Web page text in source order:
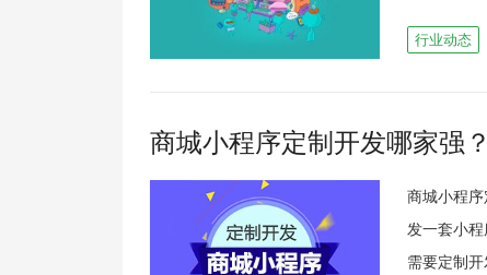
行业动态
商城小程序定制开发哪家强
商城小程
发一套小
需要定制